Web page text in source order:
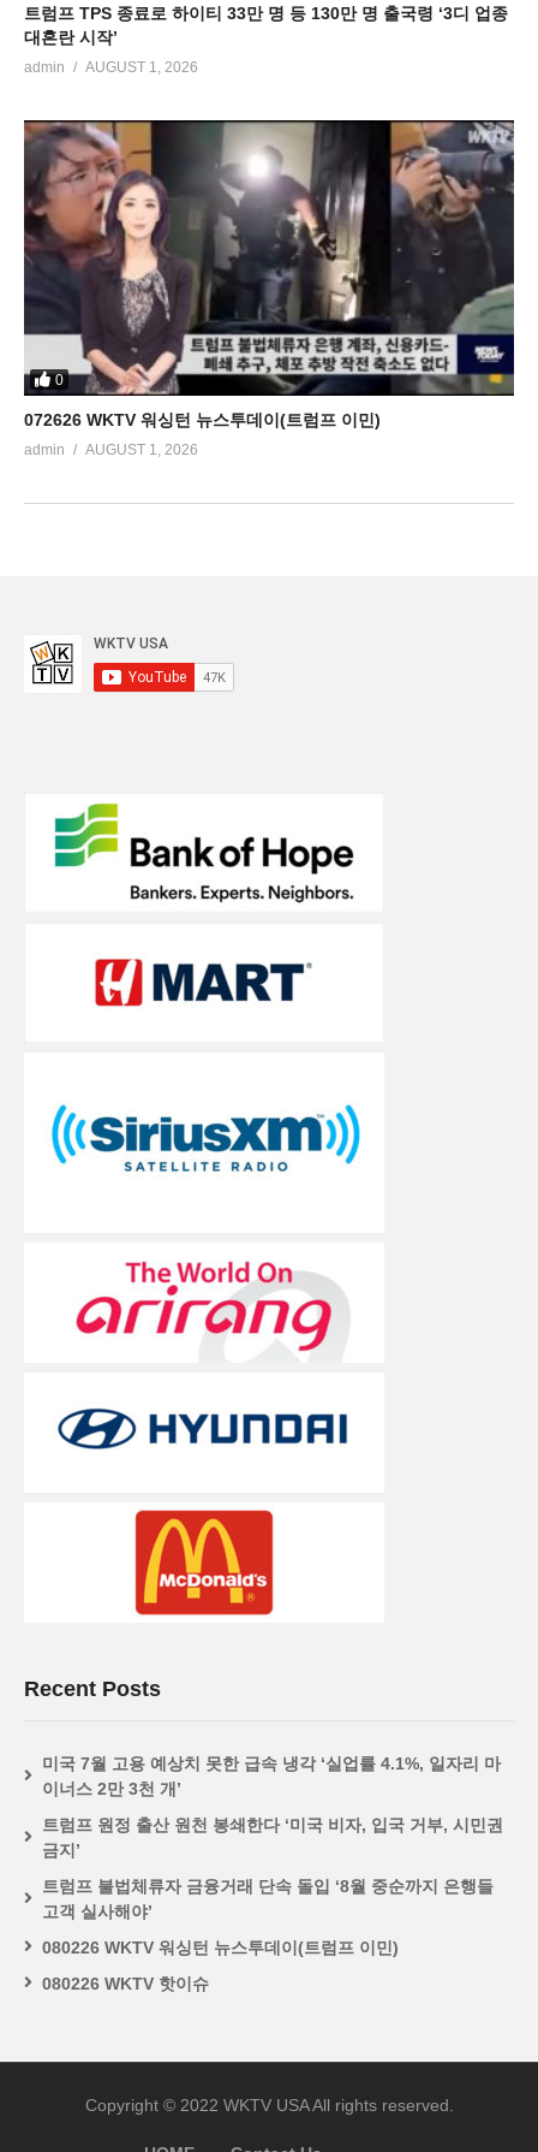
트럼프 TPS 종료로 하이티 33만 명 등 130만 명 출국령 ‘3디 업종
대혼란 시작’
admin AUGUST 1, 2026
0
072626 WKTV 워싱턴 뉴스투데이(트럼프 이민)
admin AUGUST 1, 2026
Recent Posts
미국 7월 고용 예상치 못한 급속 냉각 ‘실업률 4.1%, 일자리 마
이너스 2만 3천 개’
트럼프 원정 출산 원천 봉쇄한다 ‘미국 비자, 입국 거부, 시민권
금지’
트럼프 불법체류자 금융거래 단속 돌입 ‘8월 중순까지 은행들
고객 실사해야’
080226 WKTV 워싱턴 뉴스투데이(트럼프 이민)
080226 WKTV 핫이슈
Copyright © 2022 WKTV USA All rights reserved.